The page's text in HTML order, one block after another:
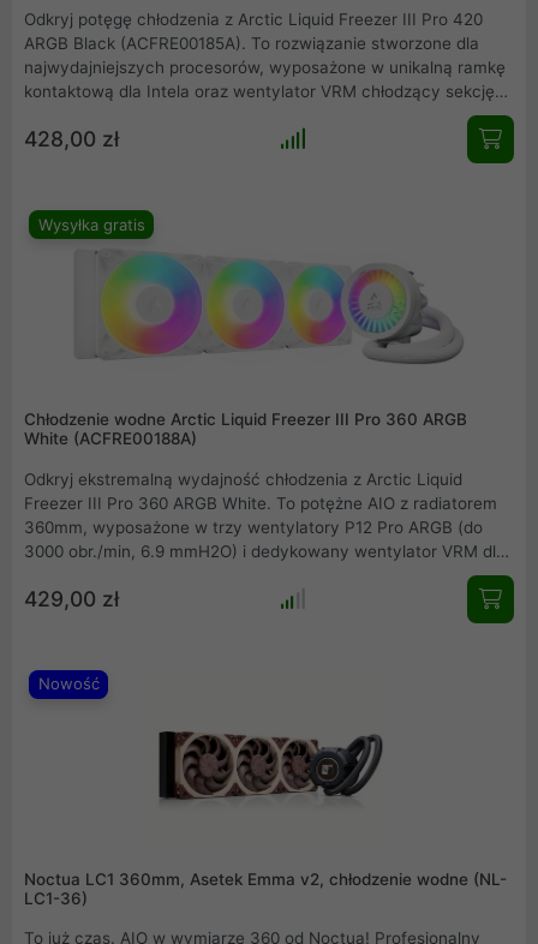
Odkryj potęgę chłodzenia z Arctic Liquid Freezer III Pro 420
ARGB Black (ACFRE00185A). To rozwiązanie stworzone dla
najwydajniejszych procesorów, wyposażone w unikalną ramkę
kontaktową dla Intela oraz wentylator VRM chłodzący sekcję
zasilania. Masywny radiator 420 mm w połączeniu z nowymi
wentylatorami P14 Pro ARGB i pastą MX-6 gwarantuje
ekstremalnie niskie temperatury, pozwalając uwolnić pełny
wydajność.
428,00 zł
Wysyłka gratis
Chłodzenie wodne Arctic Liquid Freezer III Pro 360 ARGB
White (ACFRE00188A)
Odkryj ekstremalną wydajność chłodzenia z Arctic Liquid
Freezer III Pro 360 ARGB White. To potężne AIO z radiatorem
360mm, wyposażone w trzy wentylatory P12 Pro ARGB (do
3000 obr./min, 6.9 mmH2O) i dedykowany wentylator VRM dla
kompatybilność z najnowszymi gniazdami Intel LGA1851/1700 i
AMD AM5/AM4. Sterowanie PWM, efektowne oświetlenie A-
429,00 zł
Nowość
Noctua LC1 360mm, Asetek Emma v2, chłodzenie wodne (NL-
LC1-36)
To już czas. AIO w wymiarze 360 od Noctua! Profesjonalny